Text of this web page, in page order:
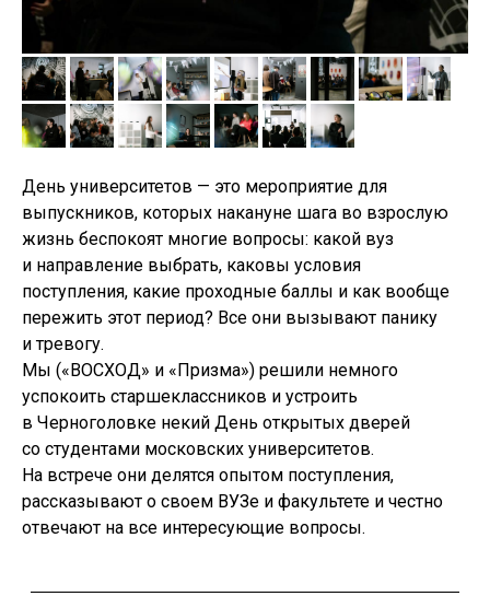
День университетов — это мероприятие для
выпускников, которых накануне шага во взрослую
жизнь беспокоят многие вопросы: какой вуз
и направление выбрать, каковы условия
поступления, какие проходные баллы и как вообще
пережить этот период? Все они вызывают панику
и тревогу.
Мы («ВОСХОД» и «Призма») решили немного
успокоить старшеклассников и устроить
в Черноголовке некий День открытых дверей
со студентами московских университетов.
На встрече они делятся опытом поступления,
рассказывают о своем ВУЗе и факультете и честно
отвечают на все интересующие вопросы.